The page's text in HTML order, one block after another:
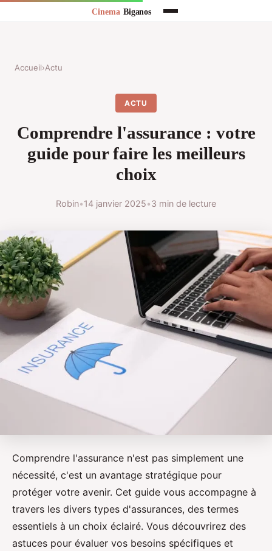
Accueil›Actu
ACTU
Comprendre l'assurance : votre
guide pour faire les meilleurs
choix
Robin•14 janvier 2025•3 min de lecture
Comprendre l'assurance n'est pas simplement une
nécessité, c'est un avantage stratégique pour
protéger votre avenir. Cet guide vous accompagne à
travers les divers types d'assurances, des termes
essentiels à un choix éclairé. Vous découvrirez des
astuces pour évaluer vos besoins spécifiques et